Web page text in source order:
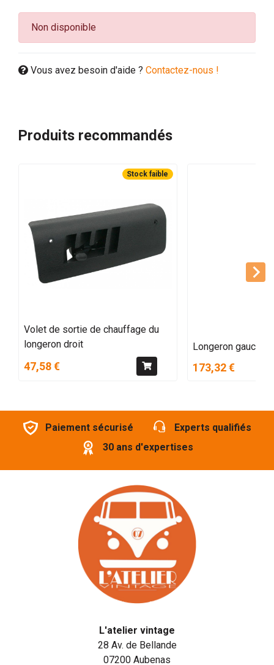
Non disponible
Vous avez besoin d'aide ? Contactez-nous !
Produits recommandés
Stock faible
Volet de sortie de chauffage du
longeron droit
47,58 €
Longeron gauche
173,32 €
Paiement sécurisé
Experts qualifiés
30 ans d'expertises
L'atelier vintage
28 Av. de Bellande
07200 Aubenas